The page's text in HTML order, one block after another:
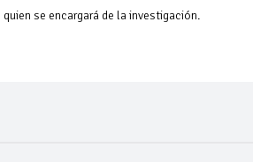
se encargará de la investigación.